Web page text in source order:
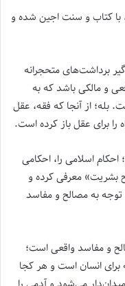
با کتاب و سنت اجین شده و
برداشت‌های متحجرانه
و مالکی باشد که به
بله؛ از آنجا که فقه، عقل
را برای عقل باز کرده است.
اسلامی را، احکامی
بشریت» معرفی کرده و
توجه به مصالح و مفاسد
و مفاسد واقعی است؛
انسان است و هر کجا